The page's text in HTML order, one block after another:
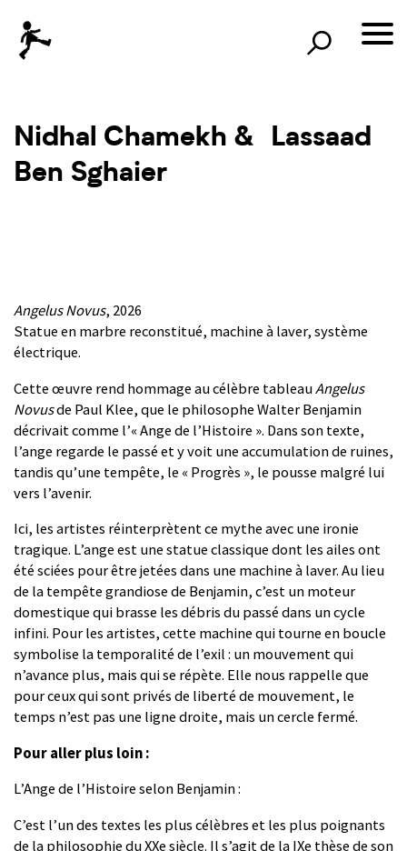
Rechercher ×
Nidhal Chamekh & Lassaad
Ben Sghaier
Angelus Novus, 2026
Statue en marbre reconstitué, machine à laver, système
électrique.
Cette œuvre rend hommage au célèbre tableauAngelus
Novusde Paul Klee, que le philosophe Walter Benjamin
décrivait comme l’« Ange de l’Histoire ». Dans son texte,
l’ange regarde le passé et y voit une accumulation de ruines,
tandis qu’une tempête, le « Progrès », le pousse malgré lui
vers l’avenir.
Ici, les artistes réinterprètent ce mythe avec une ironie
tragique. L’ange est une statue classique dont les ailes ont
été sciées pour être jetées dans une machine à laver. Au lieu
de la tempête grandiose de Benjamin, c’est un moteur
domestique qui brasse les débris du passé dans un cycle
infini. Pour les artistes, cette machine qui tourne en boucle
symbolise la temporalité de l’exil : un mouvement qui
n’avance plus, mais qui se répète. Elle nous rappelle que
pour ceux qui sont privés de liberté de mouvement, le
temps n’est pas une ligne droite, mais un cercle fermé.
Pour aller plus loin :
L’Ange de l’Histoire selon Benjamin :
C’est l’un des textes les plus célèbres et les plus poignants
de la philosophie du XXe siècle. Il s’agit de la IXe thèse de son